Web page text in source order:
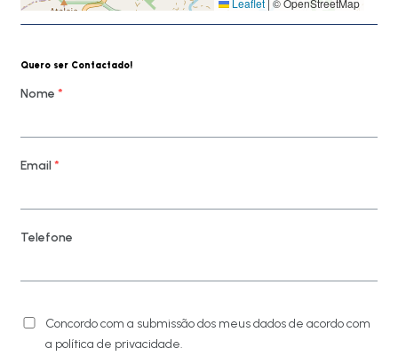
Leaflet © OpenStreetMap
Quero ser Contactado!
Nome *
Email*
Telefone
Concordo com a submissão dos meus dados de acordo com
a política de privacidade.